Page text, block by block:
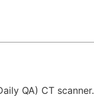
QA) CT scanner.